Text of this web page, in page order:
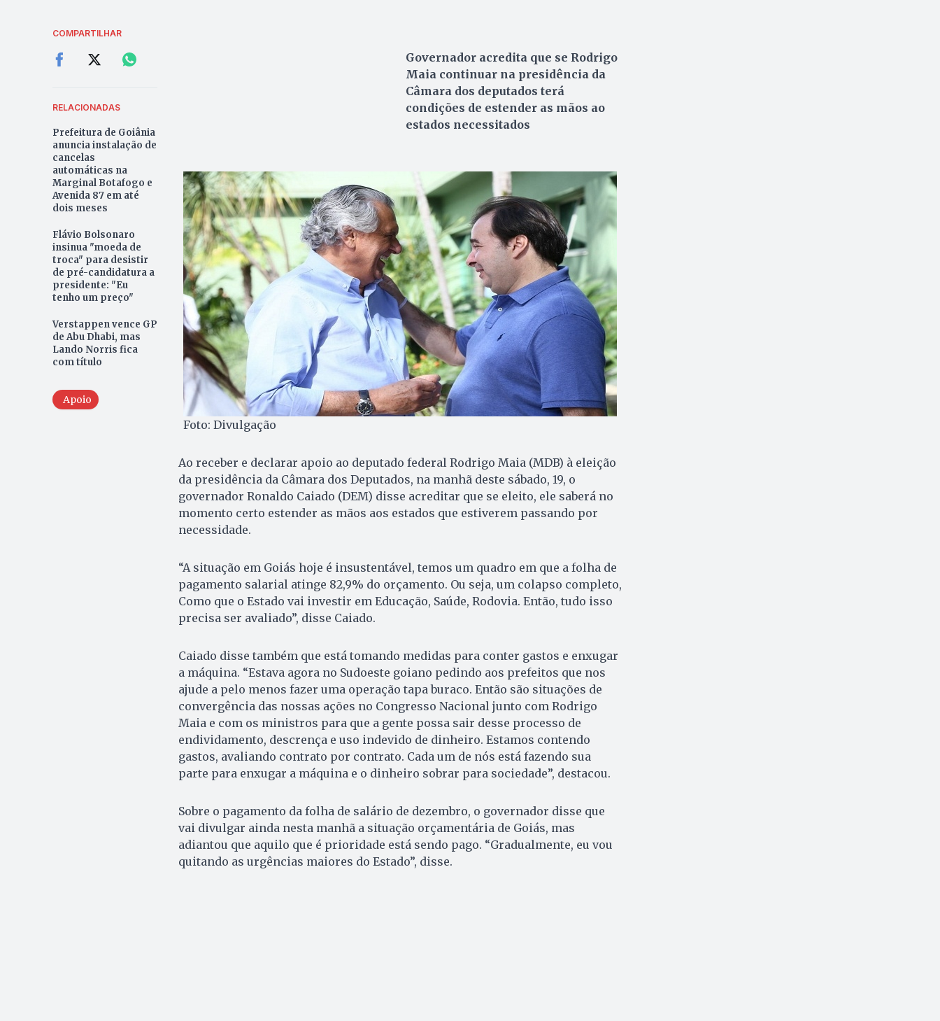
COMPARTILHAR
RELACIONADAS
Prefeitura de Goiânia
anuncia instalação de
cancelas
automáticas na
Marginal Botafogo e
Avenida 87 em até
dois meses
Flávio Bolsonaro
insinua "moeda de
troca" para desistir
de pré-candidatura a
presidente: "Eu
tenho um preço"
Verstappen vence GP
de Abu Dhabi, mas
Lando Norris fica
com título
Apoio
Governador acredita que se Rodrigo
Maia continuar na presidência da
Câmara dos deputados terá
condições de estender as mãos ao
estados necessitados
Foto: Divulgação
Ao receber e declarar apoio ao deputado federal Rodrigo Maia (MDB) à eleição
da presidência da Câmara dos Deputados, na manhã deste sábado, 19, o
governador Ronaldo Caiado (DEM) disse acreditar que se eleito, ele saberá no
momento certo estender as mãos aos estados que estiverem passando por
necessidade.
“A situação em Goiás hoje é insustentável, temos um quadro em que a folha de
pagamento salarial atinge 82,9% do orçamento. Ou seja, um colapso completo,
Como que o Estado vai investir em Educação, Saúde, Rodovia. Então, tudo isso
precisa ser avaliado”, disse Caiado.
Caiado disse também que está tomando medidas para conter gastos e enxugar
a máquina. “Estava agora no Sudoeste goiano pedindo aos prefeitos que nos
ajude a pelo menos fazer uma operação tapa buraco. Então são situações de
convergência das nossas ações no Congresso Nacional junto com Rodrigo
Maia e com os ministros para que a gente possa sair desse processo de
endividamento, descrença e uso indevido de dinheiro. Estamos contendo
gastos, avaliando contrato por contrato. Cada um de nós está fazendo sua
parte para enxugar a máquina e o dinheiro sobrar para sociedade”, destacou.
Sobre o pagamento da folha de salário de dezembro, o governador disse que
vai divulgar ainda nesta manhã a situação orçamentária de Goiás, mas
adiantou que aquilo que é prioridade está sendo pago. “Gradualmente, eu vou
quitando as urgências maiores do Estado”, disse.